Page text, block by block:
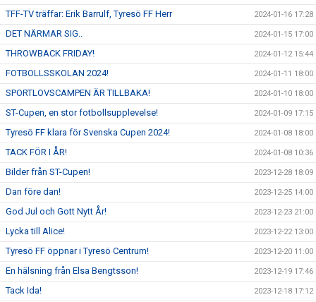
TFF-TV träffar: Erik Barrulf, Tyresö FF Herr 2024-01-16 17:28
DET NÄRMAR SIG.. 2024-01-15 17:00
THROWBACK FRIDAY! 2024-01-12 15:44
FOTBOLLSSKOLAN 2024! 2024-01-11 18:00
SPORTLOVSCAMPEN ÄR TILLBAKA! 2024-01-10 18:00
ST-Cupen, en stor fotbollsupplevelse! 2024-01-09 17:15
Tyresö FF klara för Svenska Cupen 2024! 2024-01-08 18:00
TACK FÖR I ÅR! 2024-01-08 10:36
Bilder från ST-Cupen! 2023-12-28 18:09
Dan före dan! 2023-12-25 14:00
God Jul och Gott Nytt År! 2023-12-23 21:00
Lycka till Alice! 2023-12-22 13:00
Tyresö FF öppnar i Tyresö Centrum! 2023-12-20 11:00
En hälsning från Elsa Bengtsson! 2023-12-19 17:46
Tack Ida! 2023-12-18 17:12